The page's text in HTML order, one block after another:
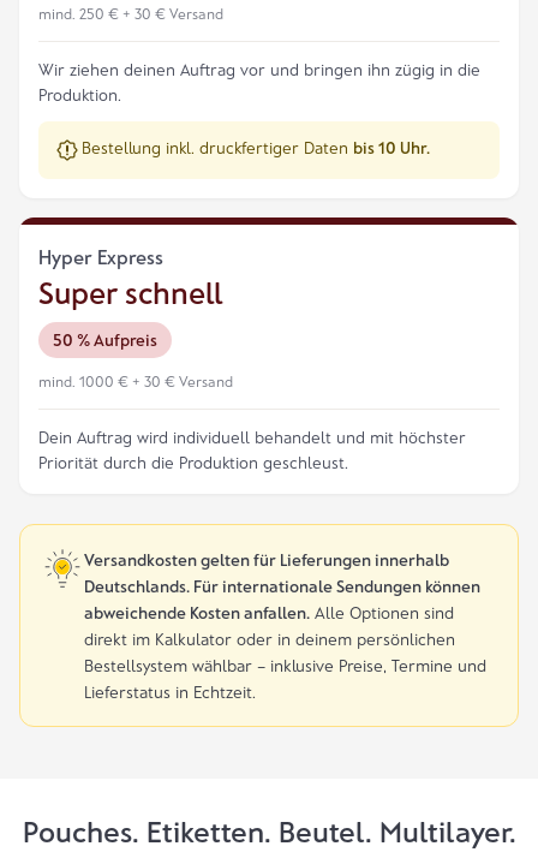
mind. 250 € + 30 € Versand
Wir ziehen deinen Auftrag vor und bringen ihn zügig in die
Produktion.
Bestellung inkl. druckfertiger Daten bis 10 Uhr.
Hyper Express
Super schnell
50 % Aufpreis
mind. 1000 € + 30 € Versand
Dein Auftrag wird individuell behandelt und mit höchster
Priorität durch die Produktion geschleust.
Versandkosten gelten für Lieferungen innerhalb
Deutschlands. Für internationale Sendungen können
abweichende Kosten anfallen. Alle Optionen sind
direkt im Kalkulator oder in deinem persönlichen
Bestellsystem wählbar – inklusive Preise, Termine und
Lieferstatus in Echtzeit.
Pouches. Etiketten. Beutel. Multilayer.